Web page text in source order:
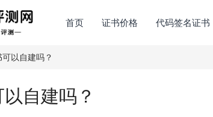
首页 证书价格 代码签名证书
以自建吗？
自建吗？